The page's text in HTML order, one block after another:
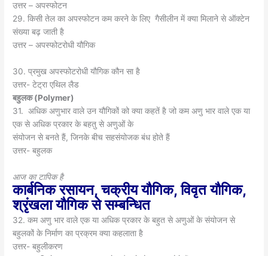
उत्तर – अपस्फोटन
29. किसी तेल का अपस्फोटन कम करने के लिए गैसीलीन में क्या मिलाने से ऑक्टेन
संख्या बढ़ जाती है
उत्तर – अपस्फोटरोधी यौगिक
30. प्रमुख अपस्फोटरोधी यौगिक कौन सा है
उत्तर- टेट्रा एथिल लैड
बहुलक(Polymer)
31. अधिक अणुभार वाले उन यौगिकों को क्या कहतें है जो कम अणु भार वाले एक या
एक से अधिक प्रकार के बहतु से अणुओं के
संयोजन से बनते हैं, जिनके बीच सहसंयोजक बंध होते हैं
उत्तर- बहुलक
आज का टापिक है
कार्बनिक रसायन, चक्रीय यौगिक, विवृत यौगिक,
श्रृंखला यौगिक से सम्बन्धित
32. कम अणु भार वाले एक या अधिक प्रकार के बहुत से अणुओं के संयोजन से
बहुलकों के निर्माण का प्रक्रम क्या कहलाता है
उत्तर- बहुलीकरण